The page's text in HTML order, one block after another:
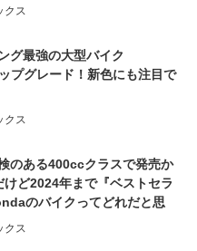
①第一印象 編】
クス
グ最強の大型バイク
プグレード！新色にも注目で
クス
のある400ccクラスで発売か
ど2024年まで『ベストセラ
のバイクってどれだと思
クス